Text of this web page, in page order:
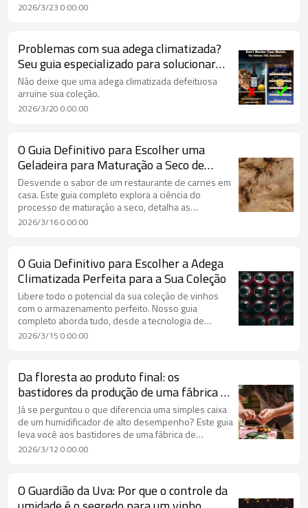
2026/3/23 0:00:00
Problemas com sua adega climatizada?
Seu guia especializado para solucionar
problemas em uma adega climatizada.
Não deixe que uma adega climatizada defeituosa
arruine sua coleção.
2026/3/20 0:00:00
O Guia Definitivo para Escolher uma
Geladeira para Maturação a Seco de
Carnes: Do Iniciante ao Especialista
Desvende o sabor de um restaurante de carnes em
casa. Este guia completo explora a ciência do
processo de maturação a seco, detalha as
características essenciais de uma geladeira de
sua carne em uma obra-prima culinária.
2026/3/16 0:00:00
O Guia Definitivo para Escolher a Adega
Climatizada Perfeita para a Sua Coleção
Libere todo o potencial da sua coleção de vinhos
com o armazenamento perfeito. Nosso guia
completo aborda tudo, desde a tecnologia de
compressores versus termoelétrica até a escolha do
2026/3/15 0:00:00
Da floresta ao produto final: os
bastidores da produção de uma fábrica de
umidificadores de charutos de primeira
linha.
Já se perguntou o que diferencia uma simples caixa
de um humidificador de alto desempenho? Este guia
leva você aos bastidores de uma fábrica de
humidificadores de charuto, explorando o
segredos do cedro espanhol, da construção precisa
e da arte que protege sua valiosa coleção de
2026/3/12 0:00:00
O Guardião da Uva: Por que o controle da